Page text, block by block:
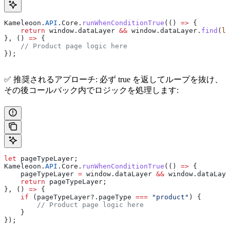
Kameleoon . API . Core . runWhenConditionTrue (() => {
    return
window . dataLayer && window . dataLayer . find (
}, () => {
    // Product page logic here
});
✅ 推奨されるアプローチ: 必ず true を返してループを抜け、
その後コールバック内でロジックを処理します:
let pageTypeLayer ;
Kameleoon . API . Core . runWhenConditionTrue (() => {
    pageTypeLayer
= window . dataLayer && window .
    return
pageTypeLayer ;
}, () => {
    if
( pageTypeLayer?. pageType === "product" ) {
        // Product page logic here
    }
});